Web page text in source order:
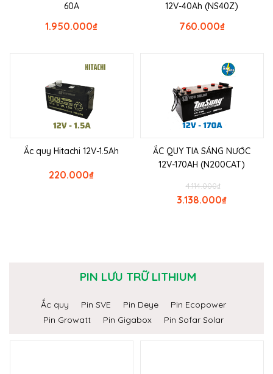
60A
₫
1.950.000
12V-40Ah (NS40Z)
₫
760.000
Ắc quy Hitachi 12V-1.5Ah
₫
220.000
ẮC QUY TIA SÁNG NƯỚC
12V-170AH (N200CAT)
₫
4.114.000
₫
3.138.000
PIN LƯU TRỮ LITHIUM
Ắc quy Pin SVE Pin Deye
Pin Ecopower
Pin Growatt
Pin Gigabox Pin Sofar Solar